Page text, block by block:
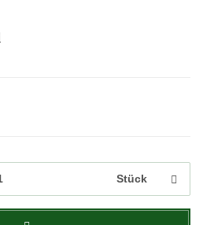
Stück